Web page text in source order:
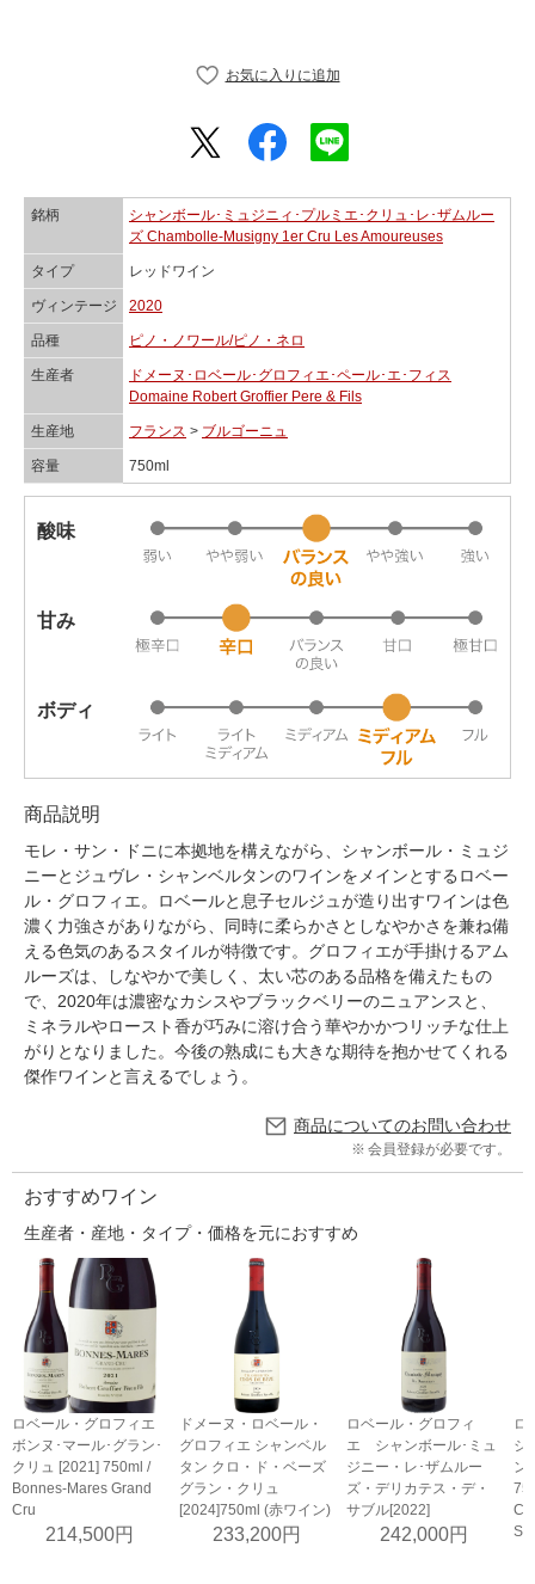
銘柄
シャンボール･ミュジニィ･プルミエ･クリュ･レ･ザムルー
ズ Chambolle-Musigny 1er Cru Les Amoureuses
タイプ レッドワイン
ヴィンテージ 2020
品種 ピノ・ノワール/ピノ・ネロ
生産者
ドメーヌ･ロベール･グロフィエ･ペール･エ･フィス
Domaine Robert Groffier Pere & Fils
生産地 フランス > ブルゴーニュ
容量 750ml
酸味
甘み
ボディ
商品説明
モレ・サン・ドニに本拠地を構えながら、シャンボール・ミュジ
ニーとジュヴレ・シャンベルタンのワインをメインとするロベー
ル・グロフィエ。ロベールと息子セルジュが造り出すワインは色
濃く力強さがありながら、同時に柔らかさとしなやかさを兼ね備
える色気のあるスタイルが特徴です。グロフィエが手掛けるアム
ルーズは、しなやかで美しく、太い芯のある品格を備えたもの
で、2020年は濃密なカシスやブラックベリーのニュアンスと、
ミネラルやロースト香が巧みに溶け合う華やかかつリッチな仕上
がりとなりました。今後の熟成にも大きな期待を抱かせてくれる
傑作ワインと言えるでしょう。
商品についてのお問い合わせ
会員登録が必要です。
おすすめワイン
生産者・産地・タイプ・価格を元におすすめ
ロベール・グロフィエ
ボンヌ･マール･グラン･
クリュ [2021] 750ml /
Bonnes-Mares Grand
Cru
214,500円
ドメーヌ・ロベール・
グロフィエ シャンベル
タン クロ・ド・ベーズ
グラン・クリュ
[2024]750ml (赤ワイン)
233,200円
ロベール・グロフィ
エ シャンボール･ミュ
ジニー・レ･ザムルー
ズ・デリカテス・デ・
サブル[2022]
242,000円
ロ
ジ
ン